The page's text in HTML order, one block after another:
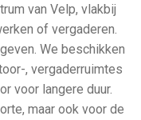
van Velp, vlakbij
of vergaderen.
We beschikken
, vergaderruimtes
voor langere duur.
maar ook voor de